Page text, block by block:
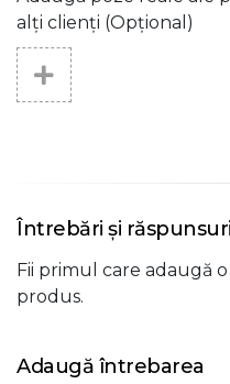
alți clienți (Opțional)
Întrebări și răspunsuri
Fii primul care adaugă
produs.
Adaugă întrebarea